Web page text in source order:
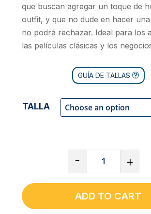
que buscan agregar un toque de
outfit, y que no dude en hacer
no podrá rechazar. Ideal para los
las películas clásicas y los
GUÍA DE TALLAS
TALLA
-
SUDADERA
CAPUCHA
DE
TEJIDO
+
ADD TO CART